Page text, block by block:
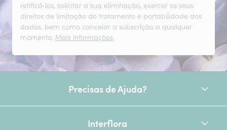
retificá‑los, solicitar a sua eliminação, exercer os seus
direitos de limitação do tratamento e portabilidade dos
dados, bem como cancelar a subscrição a qualquer
momento. Mais informações.
Precisas de Ajuda?
Interflora